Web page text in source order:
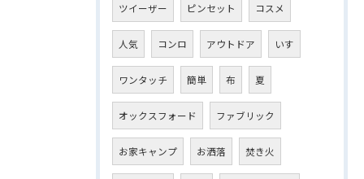
ツイーザー ピンセット コスメ
人気 コンロ アウトドア いす
ワンタッチ 簡単 布 夏
オックスフォード ファブリック
お家キャンプ お洒落 焚き火